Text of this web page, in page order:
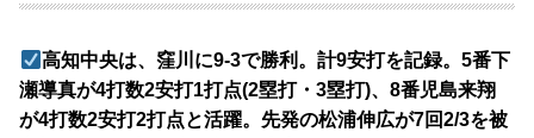
高知中央は、窪川に9-3で勝利。計9安打を記録。5番下
瀬導真が4打数2安打1打点(2塁打・3塁打)、8番児島来翔
が4打数2安打2打点と活躍。先発の松浦伸広が7回2/3を被